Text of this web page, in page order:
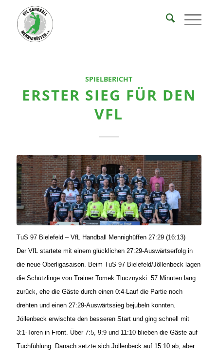
SPIELBERICHT
ERSTER SIEG FÜR DEN
VFL
TuS 97 Bielefeld – VfL Handball Mennighüffen 27:29 (16:13)
Der VfL startete mit einem glücklichen 27:29-Auswärtserfolg in
die neue Oberligasaison. Beim TuS 97 Bielefeld/Jöllenbeck lagen
die Schützlinge von Trainer Tomek Tlucznyski 57 Minuten lang
zurück, ehe die Gäste durch einen 0:4-Lauf die Partie noch
drehten und einen 27:29-Auswärtssieg bejubeln konnten.
Jöllenbeck erwischte den besseren Start und ging schnell mit
3:1-Toren in Front. Über 7:5, 9:9 und 11:10 blieben die Gäste auf
Tuchfühlung. Danach setzte sich Jöllenbeck auf 15:10 ab, aber